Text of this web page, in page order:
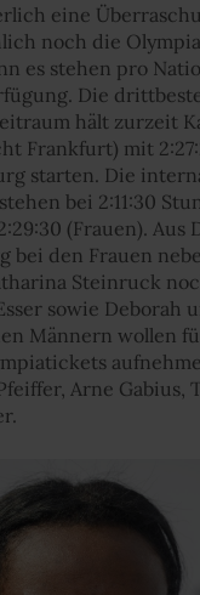
eine
noch die
es stehen pro
Die
hält zurzeit
Frankfurt) mit
starten. Die
bei 2:11:30
(Frauen). Aus
bei den Frauen
Steinruck
sowie Deborah
Männern wollen
Arne Gabius,